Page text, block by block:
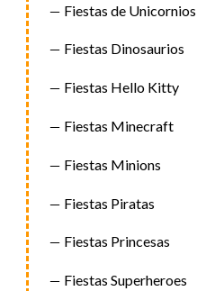
Fiestas de Unicornios
Fiestas Dinosaurios
Fiestas Hello Kitty
Fiestas Minecraft
Fiestas Minions
Fiestas Piratas
Fiestas Princesas
Fiestas Superheroes